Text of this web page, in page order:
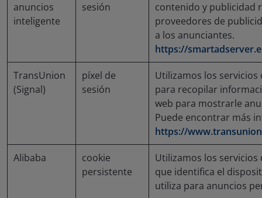
anuncios
inteligente
sesión
contenido y publicidad
proveedores de
a los anunciantes.
https://
TransUnion
(Signal)
píxel de
sesión
Utilizamos los servicios
para recopilar
web para mostrarle
Puede encontrar más
https://
Alibaba
cookie
persistente
Utilizamos los
que identifica el
utiliza para anuncios